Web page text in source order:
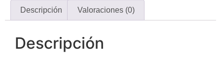
Descripción Valoraciones (0)
Descripción